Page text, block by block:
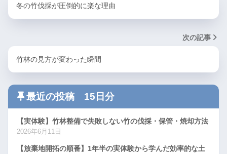
冬の竹伐採が圧倒的に楽な理由
次の記事
竹林の見方が変わった瞬間
最近の投稿 15日分
【実体験】竹林整備で失敗しない竹の伐採・保管・焼却方法
2026年6月11日
【放棄地開拓の順番】1年半の実体験から学んだ効率的な土